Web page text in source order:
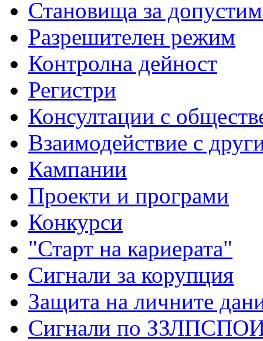
Становища за
Разрешителен режим
Контролна дейност
Регистри
Консултации с
Взаимодействие с
Кампании
Проекти и програми
Конкурси
"Старт на кариерата"
Сигнали за корупция
Защита на личните
Сигнали по